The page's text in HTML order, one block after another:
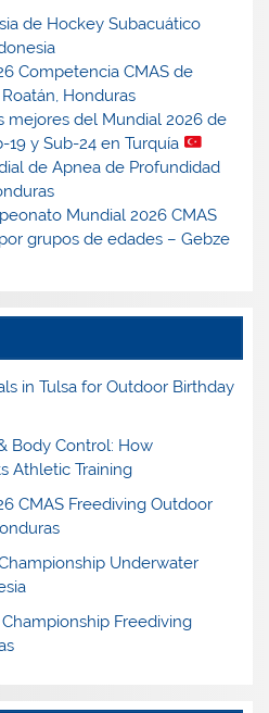
de Hockey Subacuático
Competencia CMAS de
Honduras
mejores del Mundial 2026 de
y Sub-24 en Turquía
de Apnea de Profundidad
Mundial 2026 CMAS
grupos de edades – Gebze
in Tulsa for Outdoor Birthday
Body Control: How
Athletic Training
CMAS Freediving Outdoor
Underwater
Freediving